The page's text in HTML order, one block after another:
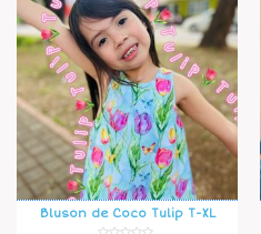
Bluson de Coco Tulip T-XL